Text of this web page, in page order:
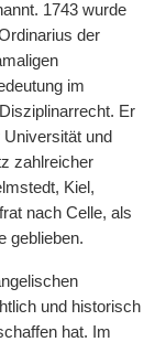
1743 wurde
der
im
Er
und
zahlreicher
Kiel,
nach Celle, als
geblieben.
und historisch
hat. Im